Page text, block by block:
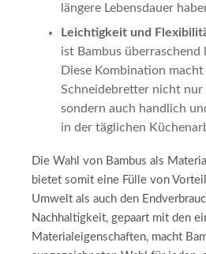
längere Lebensdauer
Leichtigkeit und
ist Bambus
Diese Kombination macht
Schneidebretter nicht nur
sondern auch handlich
in der täglichen
Die Wahl von Bambus als
bietet somit eine Fülle von
Umwelt als auch den
Nachhaltigkeit, gepaart mit den
Materialeigenschaften, macht